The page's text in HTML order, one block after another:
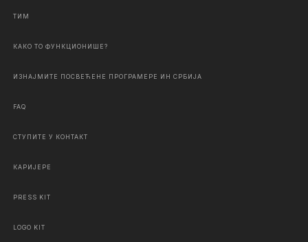
ТИМ
КАКО ТО ФУНКЦИОНИШЕ?
ИЗНАЈМИТЕ ПОСВЕЋЕНЕ ПРОГРАМЕРЕ ИН СРБИЈА
FAQ
СТУПИТЕ У КОНТАКТ
КАРИЈЕРЕ
PRESS KIT
LOGO KIT